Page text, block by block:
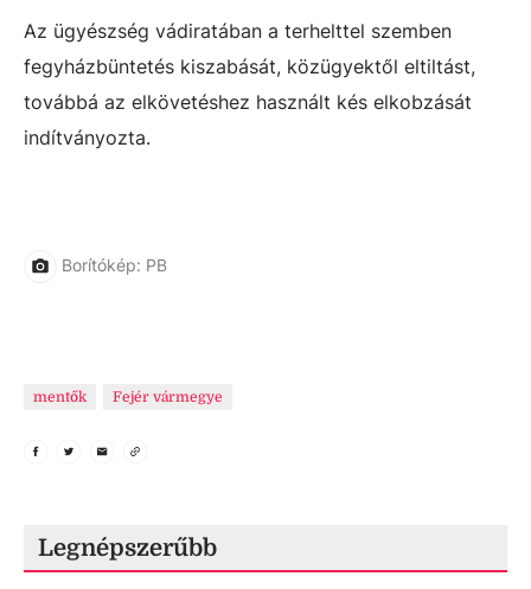
Az ügyészség vádiratában a terhelttel szemben
fegyházbüntetés kiszabását, közügyektől eltiltást,
továbbá az elkövetéshez használt kés elkobzását
indítványozta.
Borítókép: PB
mentők Fejér vármegye
Legnépszerűbb